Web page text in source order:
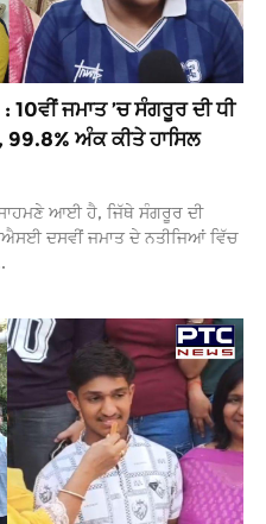
ਜਮਾਤ ’ਚ ਸੰਗਰੂਰ ਦੀ ਧੀ
99.8% ਅੰਕ ਕੀਤੇ ਹਾਸਿਲ
ਆਈ ਹੈ, ਜਿੱਥੇ ਸੰਗਰੂਰ ਦੀ
ਦਸਵੀਂ ਜਮਾਤ ਦੇ ਨਤੀਜਿਆਂ ਵਿੱਚ